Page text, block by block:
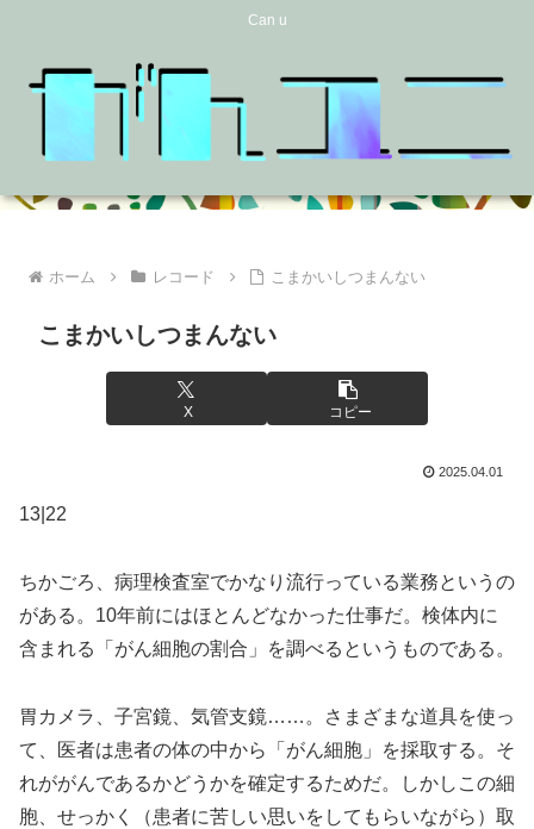
Can u
ホーム レコード こまかいしつまんない
こまかいしつまんない
X コピー
2025.04.01
13|22
ちかごろ、病理検査室でかなり流行っている業務というの
がある。10年前にはほとんどなかった仕事だ。検体内に
含まれる「がん細胞の割合」を調べるというものである。
胃カメラ、子宮鏡、気管支鏡……。さまざまな道具を使っ
て、医者は患者の体の中から「がん細胞」を採取する。そ
れががんであるかどうかを確定するためだ。しかしこの細
胞、せっかく（患者に苦しい思いをしてもらいながら）取